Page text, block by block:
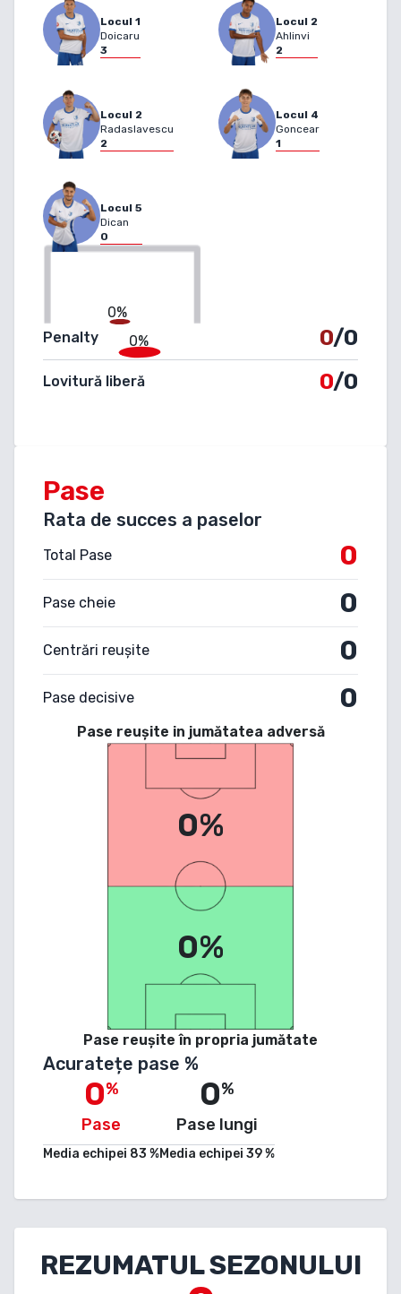
Locul 1
Doicaru
3
Locul 2
Ahlinvi
2
Locul 2
Radaslavescu
2
Locul 4
Goncear
1
Locul 5
Dican
0
0%
0%
Penalty 0/0
Lovitură liberă 0/0
Pase
Rata de succes a paselor
Total Pase 0
Pase cheie 0
Centrări reușite 0
Pase decisive 0
Pase reușite in jumătatea adversă
0%
0%
Pase reușite în propria jumătate
Acuratețe pase %
0%
Pase
Media echipei 83 %
0%
Pase lungi
Media echipei 39%
REZUMATUL SEZONULUI